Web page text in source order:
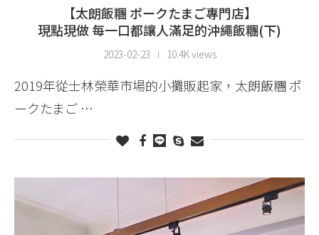
【太朗飯糰 ポークたまご專門店】
現點現做 每一口都讓人滿足的沖繩飯糰(下)
2023-02-23 10.4K views
2019年從士林榮華市場的小攤販起家，太朗飯糰 ポ
ークたまご …